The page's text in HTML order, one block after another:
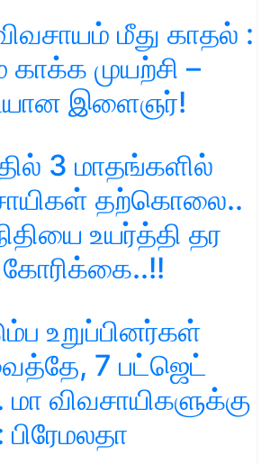
மீது காதல் :
காக்க முயற்சி –
இளைஞர்!
3 மாதங்களில்
தற்கொலை..
உயர்த்தி தர
உறுப்பினர்கள்
7 பட்ஜெட்
விவசாயிகளுக்கு